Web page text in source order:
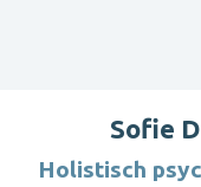
Sofie
Holistisch